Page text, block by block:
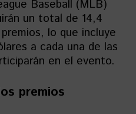
Baseball (MLB)
un total de 14,4
lo que incluye
a cada una de las
en el evento.
premios